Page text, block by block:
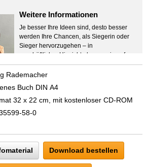
Weitere Informationen
Je besser Ihre Ideen sind, desto besser
werden Ihre Chancen, als Siegerin oder
Sieger hervorzugehen – in
geschäftlicher Hinsicht ebenso wie auf
beruflichem oder privatem Gebiet. Denn
eins ist todsicher:
Zeigen Sie mit der Maus hierhin, um
Rademacher
Buch DIN A4
32 x 22 cm, mit kostenloser CD-ROM
58-0
Download bestellen